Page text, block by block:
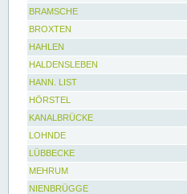
BRAMSCHE
BROXTEN
HAHLEN
HALDENSLEBEN
HANN. LIST
HÖRSTEL
KANALBRÜCKE
LOHNDE
LÜBBECKE
MEHRUM
NIENBRÜGGE